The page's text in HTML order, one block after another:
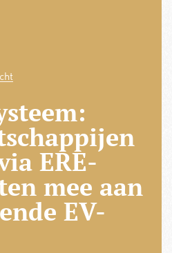
ERE-
mee aan
EV-